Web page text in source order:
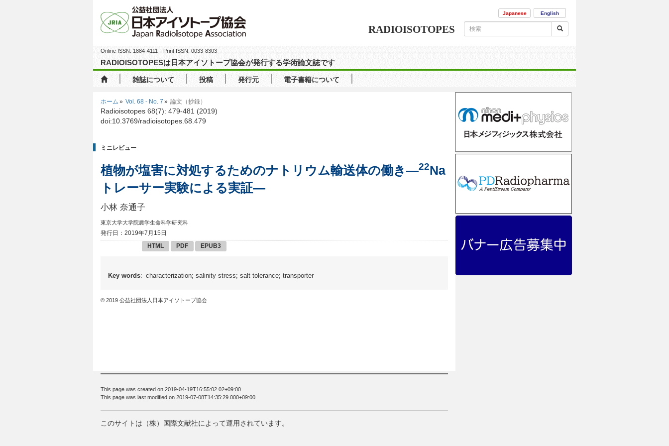
RADIOISOTOPES
Japanese English
Online ISSN: 1884-4111 Print ISSN: 0033-8303
RADIOISOTOPESは日本アイソトープ協会が発行する学術論文誌です
雑誌について 投稿 発行元 電子書籍について
ホーム Vol. 68 - No. 7 論文（抄録）
Radioisotopes 68(7): 479-481 (2019)
doi:10.3769/radioisotopes.68.479
ミニレビュー
植物が塩害に対処するためのナトリウム輸送体の働き—22Na
トレーサー実験による実証—
小林 奈通子
東京大学大学院農学生命科学研究科
発行日：2019年7月15日
HTML
PDF EPUB3
Key words: characterization; salinity stress; salt tolerance; transporter
© 2019 公益社団法人日本アイソトープ協会
This page was created on 2019-04-19T16:55:02.02+09:00
This page was last modified on 2019-07-08T14:35:29.000+09:00
このサイトは（株）国際文献社によって運用されています。